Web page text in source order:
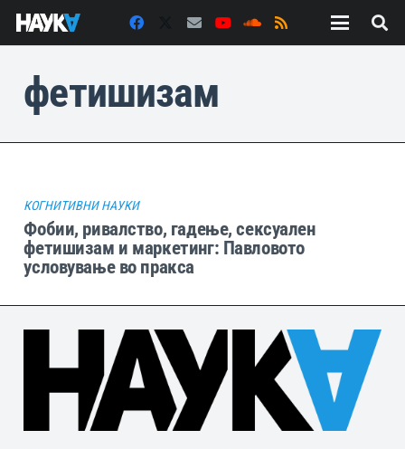
фетишизам
КОГНИТИВНИ НАУКИ
Фобии, ривалство, гадење, сексуален
фетишизам и маркетинг: Павловото
условување во пракса